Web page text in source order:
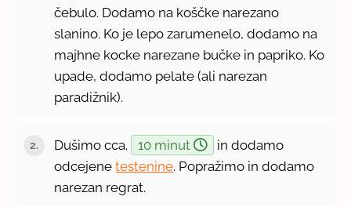
čebulo. Dodamo na koščke narezano
slanino. Ko je lepo zarumenelo, dodamo na
majhne kocke narezane bučke in papriko. Ko
upade, dodamo pelate (ali narezan
paradižnik).
Dušimo cca. 10 minut
in dodamo
odcejenetestenine. Popražimo in dodamo
narezan regrat.